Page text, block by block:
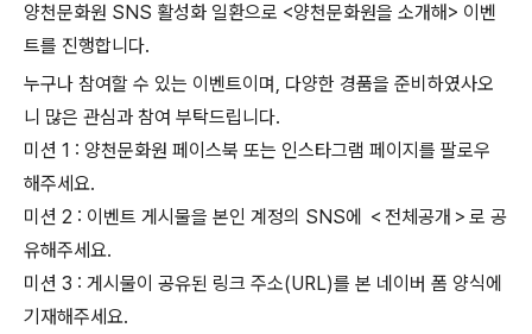
양천문화원 SNS 활성화 일환으로 <양천문화원을 소개해> 이벤
트를 진행합니다.
누구나 참여할 수 있는 이벤트이며, 다양한 경품을 준비하였사오
니 많은 관심과 참여 부탁드립니다.
미션 1 : 양천문화원 페이스북 또는 인스타그램 페이지를 팔로우
해주세요.
미션 2 : 이벤트 게시물을 본인 계정의 SNS에 ＜전체공개＞로 공
유해주세요.
미션 3 : 게시물이 공유된 링크 주소(URL)를 본 네이버 폼 양식에
기재해주세요.